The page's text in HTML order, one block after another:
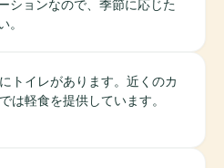
ションなので、季節に応じた
。
トイレがあります。近くのカ
は軽食を提供しています。